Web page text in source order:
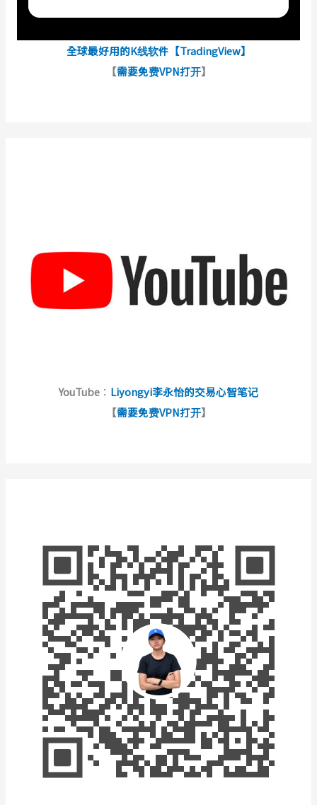
全球最好用的K线软件【TradingView】
【需要免费VPN打开】
YouTube ： Liyongyi李永怡的交易心智笔记
【需要免费VPN打开】